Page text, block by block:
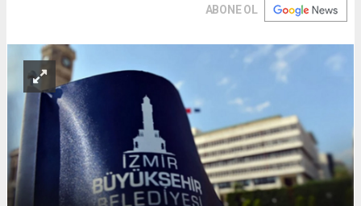
ABONE OL